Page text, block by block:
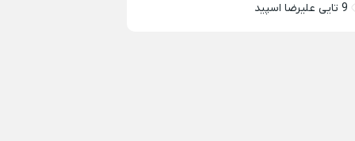
9 تایی علیرضا اسپید